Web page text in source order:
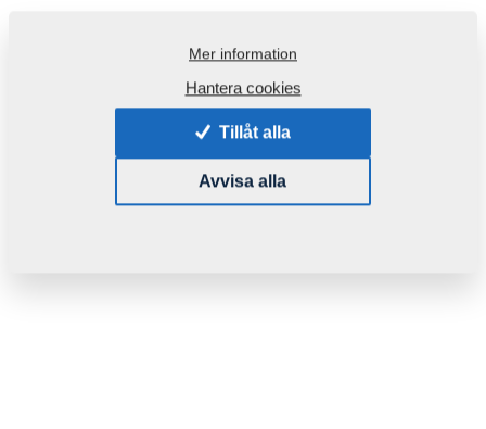
Mer information
Hantera cookies
Tillåt alla
Avvisa alla